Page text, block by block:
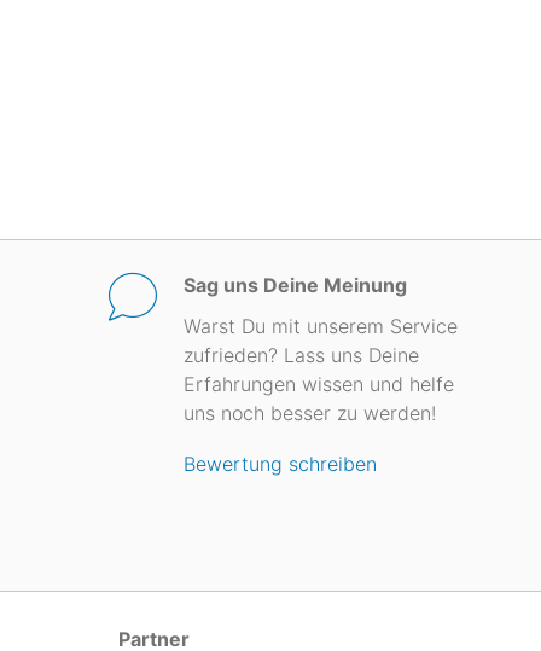
Sag uns Deine Meinung
Warst Du mit unserem Service
zufrieden? Lass uns Deine
Erfahrungen wissen und helfe
uns noch besser zu werden!
Bewertung schreiben
Partner